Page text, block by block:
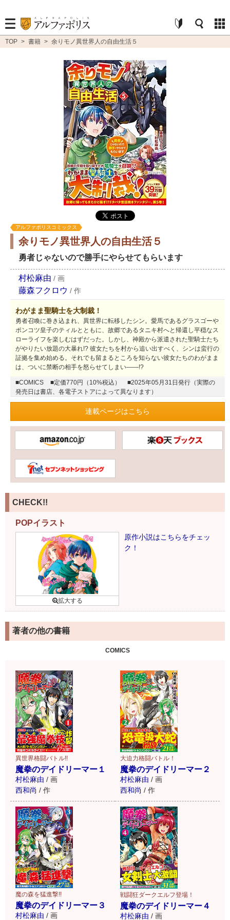
TOP > 書籍 > 余りモノ異世界人の自由生活５
アルファポリスコミックス
余りモノ異世界人の自由生活５
勇者じゃないので勝手にやらせてもらいます
村松麻由 / 画
藤森フクロウ / 作
わがまま聖騎士を大制裁！
勇者召喚に巻き込まれ、異世界に転移したシン。愛馬であるグラスゴーや
ポンコツ皇子のティルとともに、故郷であるタニキ村へと帰還し平穏なス
ローライフを楽しむはずだった。しかし、神殿から派遣された聖騎士たち
がやりたい放題の大暴れ!? 彼女たちを村から追い出すべく、シンは蛮行の
証拠を集め始める。それでも留まるところを知らない彼女たちのわがまま
は、ついに禁断の相手を怒らせてしまい――!?
■COMICS ■定価770円（10%税込）
■2025年05月31日発行（実際の
発売日は書店、各電子ストアによって異なります）
連載ページはこちら
CHECK!!
POPイラスト
原作小説はこちらをチェッ
ク！
著者の他の書籍
COMICS
異世界格闘バトル!!
魔拳のデイドリーマー１
村松麻由 / 画
西和尚 / 作
大迫力格闘バトル！
魔拳のデイドリーマー２
村松麻由 / 画
西和尚 / 作
魔の森を猛進撃!!
魔拳のデイドリーマー３
村松麻由 / 画
戦闘狂ダークエルフ登場！
魔拳のデイドリーマー４
村松麻由 / 画